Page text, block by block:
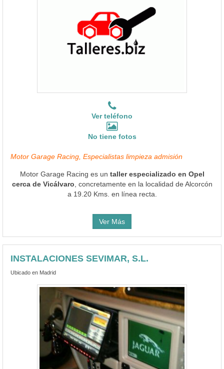
Ver teléfono
No tiene fotos
Motor Garage Racing, Especialistas limpieza admisión
Motor Garage Racing es un taller especializado en Opel
cerca de Vicálvaro , concretamente en la localidad de Alcorcón
a 19.20 Kms. en línea recta.
Ver Más
INSTALACIONES SEVIMAR, S.L.
Ubicado en Madrid